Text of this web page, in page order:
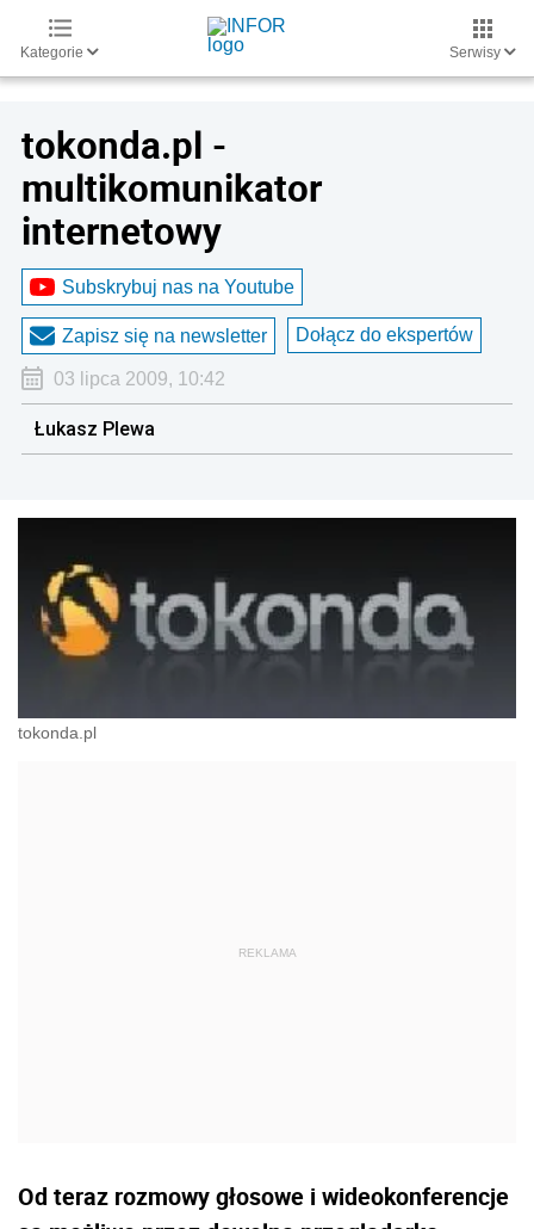
Kategorie Serwisy
tokonda.pl -
multikomunikator
internetowy
Subskrybuj nas na Youtube
Zapisz się na newsletter Dołącz do ekspertów
03 lipca 2009, 10:42
Łukasz Plewa
tokonda.pl
Od teraz rozmowy głosowe i wideokonferencje